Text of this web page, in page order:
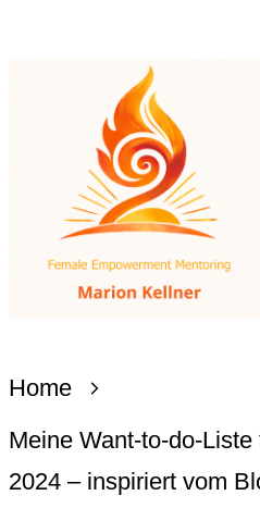
Home
Meine Want-to-do-
2024 – inspiriert vom